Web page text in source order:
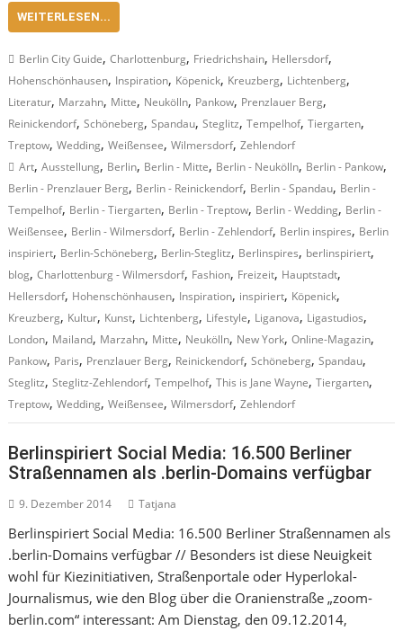
WEITERLESEN...
Berlin City Guide,Charlottenburg, Friedrichshain, Hellersdorf,
Hohenschönhausen, Inspiration, Köpenick, Kreuzberg, Lichtenberg,
Literatur, Marzahn, Mitte, Neukölln, Pankow, Prenzlauer Berg,
Reinickendorf,Schöneberg,Spandau,Steglitz,Tempelhof,Tiergarten,
Treptow,Wedding,Weißensee,Wilmersdorf,Zehlendorf
Art,Ausstellung, Berlin, Berlin - Mitte, Berlin - Neukölln, Berlin - Pankow,
Berlin - Prenzlauer Berg, Berlin - Reinickendorf, Berlin - Spandau, Berlin -
Tempelhof, Berlin - Tiergarten, Berlin - Treptow, Berlin - Wedding, Berlin -
Weißensee, Berlin - Wilmersdorf, Berlin - Zehlendorf, Berlin inspires, Berlin
inspiriert, Berlin-Schöneberg, Berlin-Steglitz, Berlinspires, berlinspiriert,
blog,Charlottenburg - Wilmersdorf, Fashion, Freizeit, Hauptstadt,
Hellersdorf, Hohenschönhausen, Inspiration, inspiriert, Köpenick,
Kreuzberg, Kultur, Kunst, Lichtenberg, Lifestyle, Liganova, Ligastudios,
London, Mailand, Marzahn, Mitte, Neukölln, New York,Online-Magazin,
Pankow, Paris, Prenzlauer Berg, Reinickendorf,Schöneberg,Spandau,
Steglitz,Steglitz-Zehlendorf,Tempelhof,This is Jane Wayne,Tiergarten,
Treptow,Wedding,Weißensee,Wilmersdorf,Zehlendorf
Berlinspiriert Social Media: 16.500 Berliner
Straßennamen als .berlin-Domains verfügbar
9. Dezember 2014 Tatjana
Berlinspiriert Social Media: 16.500 Berliner Straßennamen als
.berlin-Domains verfügbar // Besonders ist diese Neuigkeit
wohl für Kiezinitiativen, Straßenportale oder Hyperlokal-
Journalismus, wie den Blog über die Oranienstraße „zoom-
berlin.com“ interessant: Am Dienstag, den 09.12.2014,